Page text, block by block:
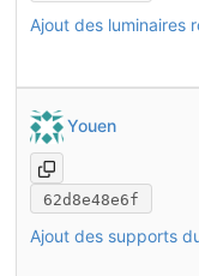
Youen
62d8e48e6f
Ajout des supports